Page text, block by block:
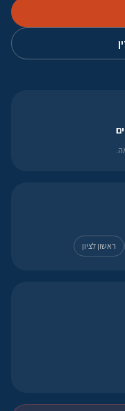
ראשון לציון